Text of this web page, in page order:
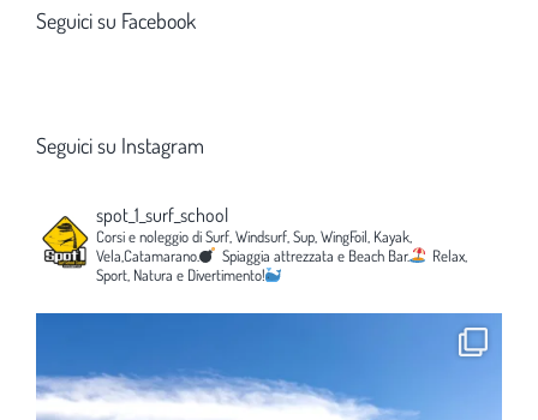
Seguici su Facebook
Seguici su Instagram
spot_1_surf_school
Corsi e noleggio di Surf, Windsurf, Sup, WingFoil, Kayak,
Vela,Catamarano.
Spiaggia attrezzata e Beach Bar.
Relax,
Sport, Natura e Divertimento!